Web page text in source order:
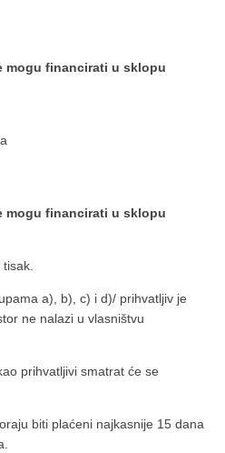
mogu financirati u sklopu
mogu financirati u sklopu
a), b), c) i d)/ prihvatljiv je
ne nalazi u vlasništvu
prihvatljivi smatrat će se
biti plaćeni najkasnije 15 dana